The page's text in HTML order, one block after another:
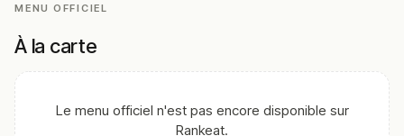
gourmande, souvent citée comme “plat favori” sur
léger équilibré sur leur liste de meilleurs plats.
MENU OFFICIEL
À la carte
Le menu officiel n'est pas encore disponible sur
Rankeat.